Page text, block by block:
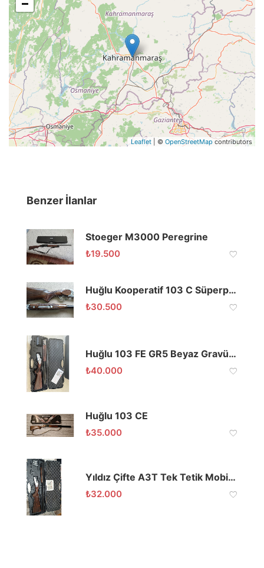
Leaflet | © OpenStreetMapcontributors
Benzer İlanlar
Stoeger M3000 Peregrine
₺19.500
Huğlu Kooperatif 103 C Süperpoze 12 Cal Solak
₺30.500
Huğlu 103 FE GR5 Beyaz Gravürlü Süperpoze Av Tüfeği
₺40.000
Huğlu 103 CE
₺35.000
Yıldız Çifte A3T Tek Tetik Mobil Şok Selektör Sıfır
₺32.000